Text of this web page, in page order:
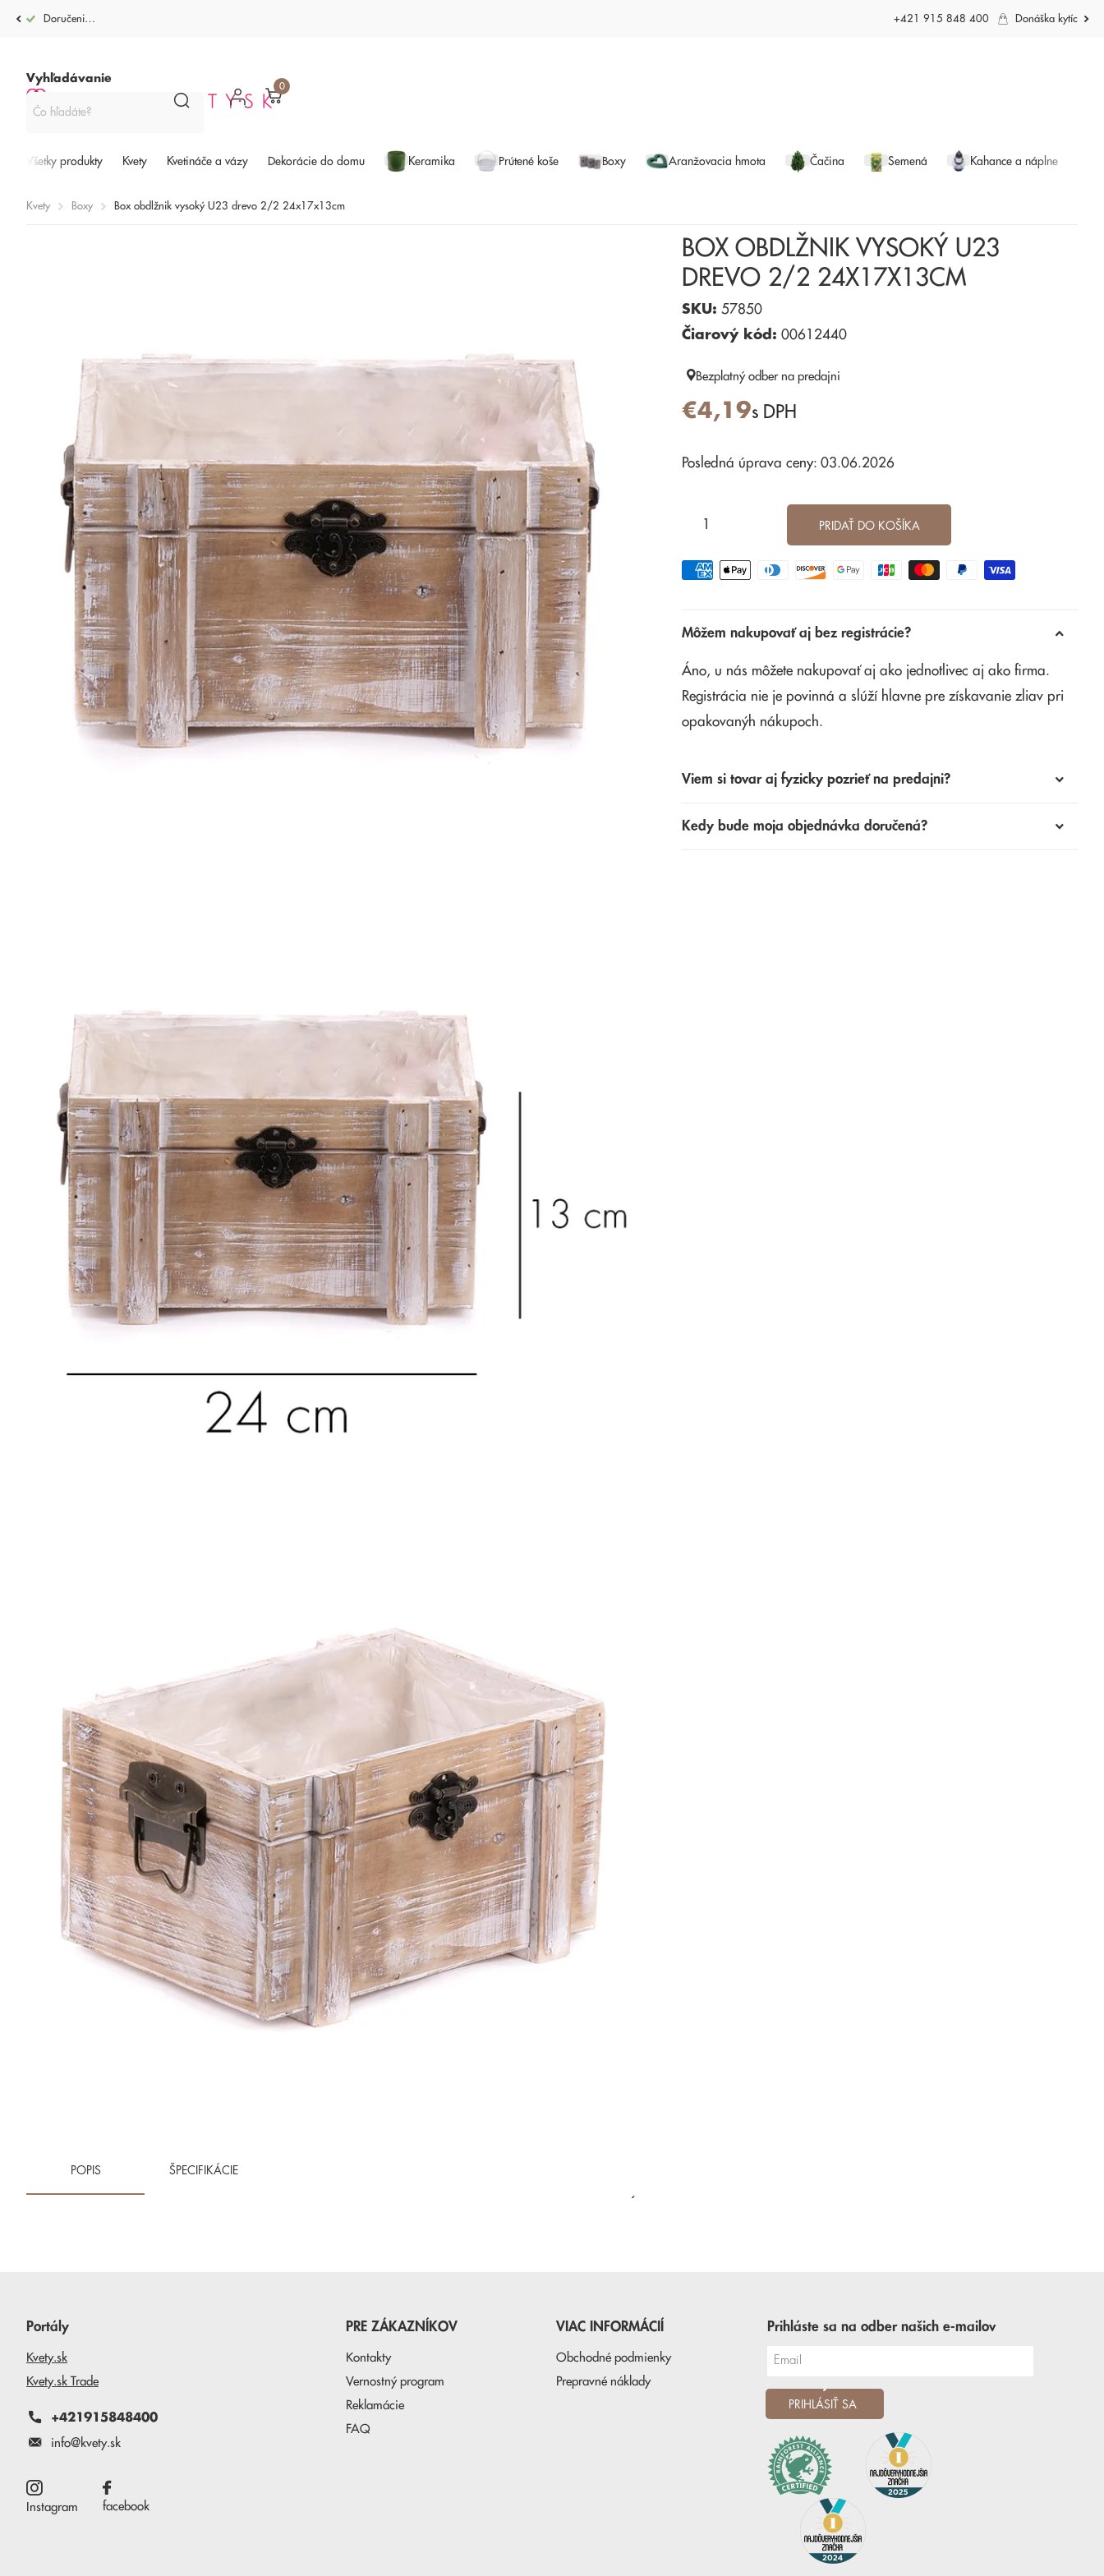
Doručenie po celej SR od 4,99€ +421 915 848 400 Donáška kytíc
Vyhľadávanie
0
Všetky produkty Kvety Kvetináče a vázy Dekorácie do domu Keramika Prútené koše Boxy Aranžovacia hmota Čačina Semená Kahance a náplne
Kvety Boxy Box obdlžnik vysoký U23 drevo 2/2 24x17x13cm
BOX OBDLŽNIK VYSOKÝ U23
DREVO 2/2 24X17X13CM
SKU: 57850
Čiarový kód: 00612440
Bezplatný odber na predajni
€4,19s DPH
Posledná úprava ceny: 03.06.2026
PRIDAŤ DO KOŠÍKA
Môžem nakupovať aj bez registrácie?
Áno, u nás môžete nakupovať aj ako jednotlivec aj ako firma.
Registrácia nie je povinná a slúží hlavne pre získavanie zliav pri
opakovanýh nákupoch.
Viem si tovar aj fyzicky pozrieť na predajni?
Kedy bude moja objednávka doručená?
POPIS ŠPECIFIKÁCIE
Portály
Kvety.sk
Kvety.sk Trade
+421915848400
info@kvety.sk
Instagram facebook
PRE ZÁKAZNÍKOV
Kontakty
Vernostný program
Reklamácie
FAQ
VIAC INFORMÁCIÍ
Obchodné podmienky
Prepravné náklady
Prihláste sa na odber našich e-mailov
PRIHLÁSIŤ SA